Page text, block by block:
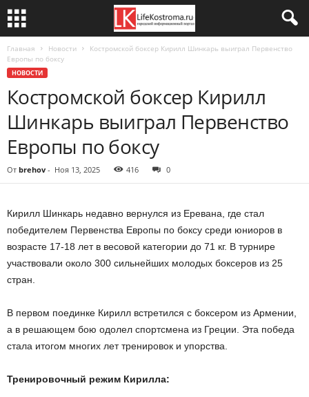
Главная Новости
Костромской боксер Кирилл Шинкарь выиграл Первенство
Европы по боксу
НОВОСТИ
Костромской боксер Кирилл
Шинкарь выиграл Первенство
Европы по боксу
От brehov - Ноя 13, 2025 416 0
Кирилл Шинкарь недавно вернулся из Еревана, где стал
победителем Первенства Европы по боксу среди юниоров в
возрасте 17-18 лет в весовой категории до 71 кг. В турнире
участвовали около 300 сильнейших молодых боксеров из 25
стран.
В первом поединке Кирилл встретился с боксером из Армении,
а в решающем бою одолел спортсмена из Греции. Эта победа
стала итогом многих лет тренировок и упорства.
Тренировочный режим Кирилла: